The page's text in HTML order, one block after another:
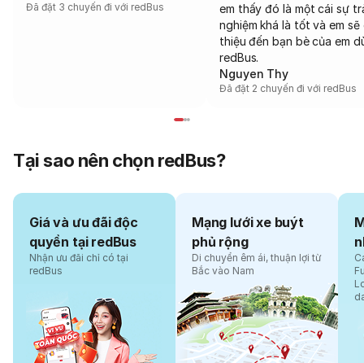
Đã đặt 3 chuyến đi với redBus
em thấy đó là một cái sự
nghiệm khá là tốt và em sẽ
thiệu đến bạn bè của em
redBus.
Nguyen Thy
Đã đặt 2 chuyến đi với redBus
Tại sao nên chọn redBus?
Giá và ưu đãi độc
quyền tại redBus
Nhận ưu đãi chỉ có tại
redBus
Mạng lưới xe buýt
phủ rộng
Di chuyển êm ái, thuận lợi từ
Bắc vào Nam